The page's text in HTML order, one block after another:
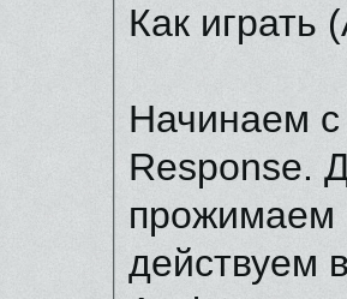
Как играть
Начинаем с
Response.
прожимаем
действуем